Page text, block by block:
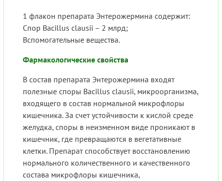
1 флакон препарата Энтерожермина содержит:
Спор Bacillus clausii – 2 млрд;
Вспомогательные вещества.
Фармакологические свойства
В состав препарата Энтерожермина входят
полезные споры Bacillus clausii, микроорганизма,
входящего в состав нормальной микрофлоры
кишечника. За счет устойчивости к кислой среде
желудка, споры в неизменном виде проникают в
кишечник, где превращаются в вегетативные
клетки. Препарат способствует восстановлению
нормального количественного и качественного
состава микрофлоры кишечника,